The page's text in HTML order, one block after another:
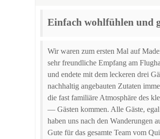
Einfach wohlfühlen und
Wir waren zum ersten Mal auf
sehr freundliche Empfang am
und endete mit dem leckeren drei
nachhaltig angebauten Zutaten
die fast familiäre Atmosphäre des
— Gästen kommen. Alle Gäste,
haben uns nach den Wanderungen
Gute für das gesamte Team vom